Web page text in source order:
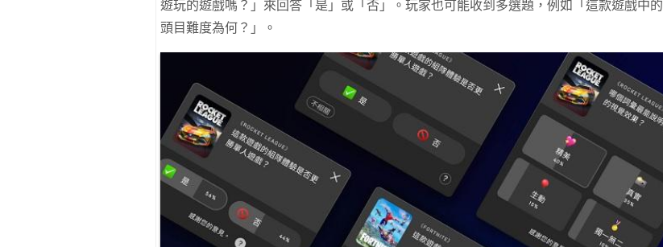
遊玩的遊戲嗎？」來回答「是」或「否」。玩家也可能收到多選題，例如「這款遊戲中的
頭目難度為何？」。